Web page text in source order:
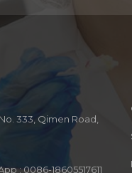
333, Qimen Road,
:0086-18605517611